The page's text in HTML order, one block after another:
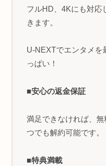
フルHD、4Kにも対応
きます。
U-NEXTでエンタメを
っぱい！
■安心の返金保証
満足できなければ、
つでも解約可能です。
■特典満載